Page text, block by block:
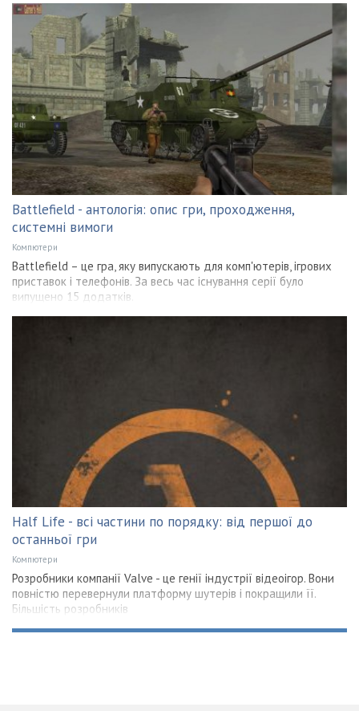
Battlefield - антологія: опис гри, проходження,
системні вимоги
Компютери
Battlefield – це гра, яку випускають для комп'ютерів, ігрових
приставок і телефонів. За весь час існування серії було
випущено 15 додатків.
Half Life - всі частини по порядку: від першої до
останньої гри
Компютери
Розробники компанії Valve - це генії індустрії відеоігор. Вони
повністю перевернули платформу шутерів і покращили її.
Більшість розробників